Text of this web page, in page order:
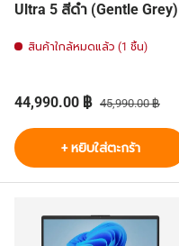
Ultra 5 สีดำ (Gentle Grey)
สินค้าใกล้หมดแล้ว (1 ชิ้น)
ราคาส่วนลด
44,990.00 ฿ ราคาปกติ
45,990.00 ฿
+ หยิบใส่ตะกร้า